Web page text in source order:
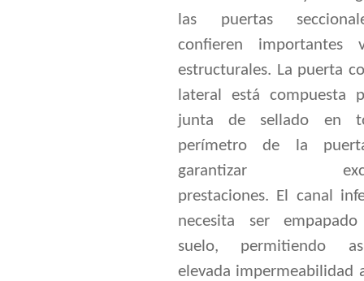
las puertas
confieren importantes
estructurales. La puerta
lateral está compuesta
junta de sellado en
perímetro de la
garantizar
prestaciones. El canal
necesita ser
suelo, permitiendo
elevada impermeabilidad